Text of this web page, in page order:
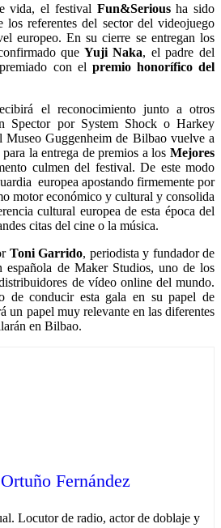
vida, el festival Fun&Seriousha sido
los referentes del sector del videojuego
europeo. En su cierre se entregan los
que Yuji Naka, el padre del
con el premio honorífico del
el reconocimiento junto a otros
Spector por System Shock o Harkey
Guggenheim de Bilbao vuelve a
la entrega de premios a los Mejores
culmen del festival. De este modo
europea apostando firmemente por
motor económico y cultural y consolida
cultural europea de esta época del
citas del cine o la música.
Toni Garrido, periodista y fundador de
de Maker Studios, uno de los
de vídeo online del mundo.
de conducir esta gala en su papel de
un papel muy relevante en las diferentes
en Bilbao.
Fernández
Locutor de radio, actor de doblaje y